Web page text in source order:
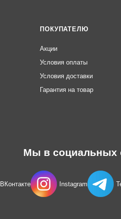
ПОКУПАТЕЛЮ
Акции
Условия оплаты
Условия доставки
Гарантия на товар
Мы в социальных
ВКонтакте Instagram